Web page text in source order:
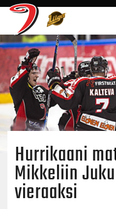
Hurrikaani
Mikkeliin
vieraaksi